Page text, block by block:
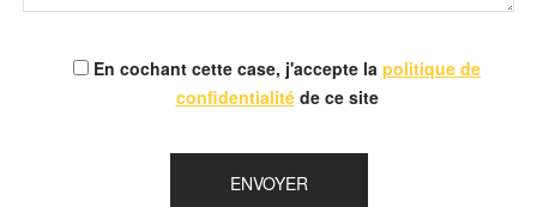
En cochant cette case, j'accepte la politique de
confidentialitéde ce site